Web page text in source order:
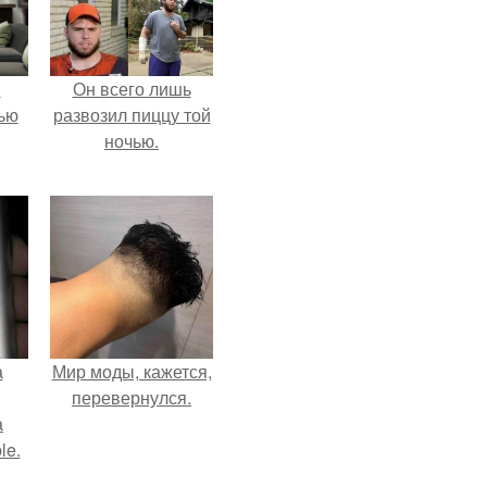
Он всего лишь
развозил пиццу той
ночью.
Мир моды, кажется,
перевернулся.